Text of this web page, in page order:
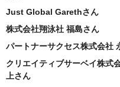
Just Global Garethさん
株式会社翔泳社 福島さん
パートナーサクセス株式会社
クリエイティブサーベイ株式
上さん